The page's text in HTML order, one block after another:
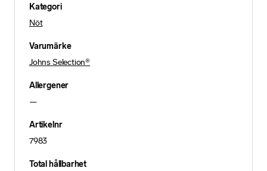
Kategori
Nöt
Varumärke
Johns Selection®
Allergener
—
Artikelnr
7983
Total hållbarhet